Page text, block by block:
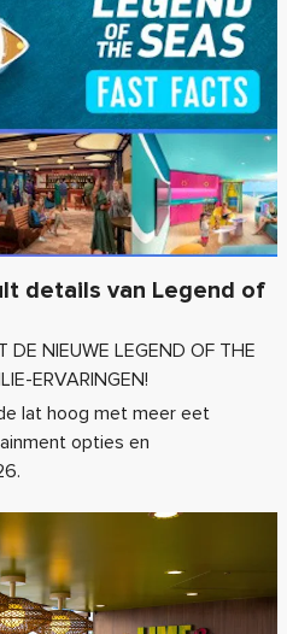
details van Legend of
DE NIEUWE LEGEND OF THE
ERVARINGEN!
lat hoog met meer eet
opties en